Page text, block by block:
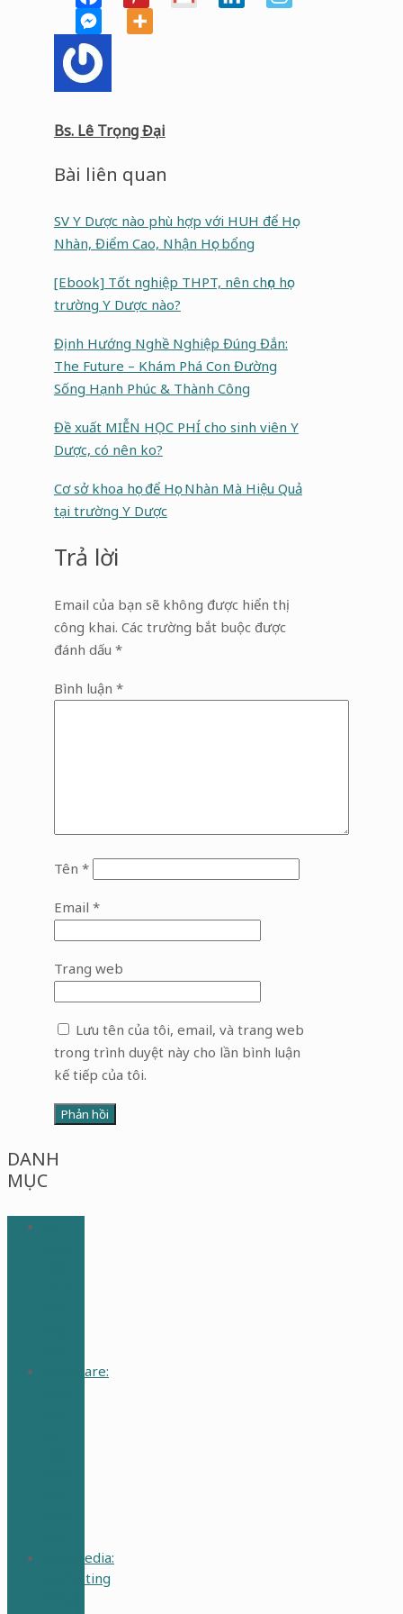
Bs. Lê Trọng Đại
Bài liên quan
SV Y Dược nào phù hợp với HUH để Học
Nhàn, Điểm Cao, Nhận Học bổng
[Ebook] Tốt nghiệp THPT, nên chọn học
trường Y Dược nào?
Định Hướng Nghề Nghiệp Đúng Đắn:
The Future – Khám Phá Con Đường
Sống Hạnh Phúc & Thành Công
Đề xuất MIỄN HỌC PHÍ cho sinh viên Y
Dược, có nên ko?
Cơ sở khoa học để Học Nhàn Mà Hiệu Quả
tại trường Y Dược
Trả lời
Email của bạn sẽ không được hiển thị
công khai. Các trường bắt buộc được
đánh dấu *
Bình luận *
Tên *
Email *
Trang web
Lưu tên của tôi, email, và trang web
trong trình duyệt này cho lần bình luận
kế tiếp của tôi.
DANH
MỤC
MomCare:
MedMedia:
Marketing